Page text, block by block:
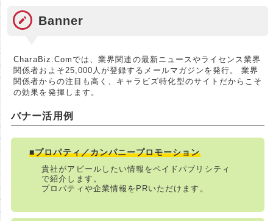
Banner
CharaBiz.Comでは、業界関連の最新ニュースやライセンス業界
関係者およそ25,000人が登録するメールマガジンを発行。 業界
関係者からの注目も高く、キャラビズ特化型のサイトだからこそ
の効果を発揮します。
バナー活用例
■プロパティ／カンパニープロモーション
貴社がアピールしたい情報をペイドパブリシティ
で紹介します。
プロパティや企業情報をPRいただけます。